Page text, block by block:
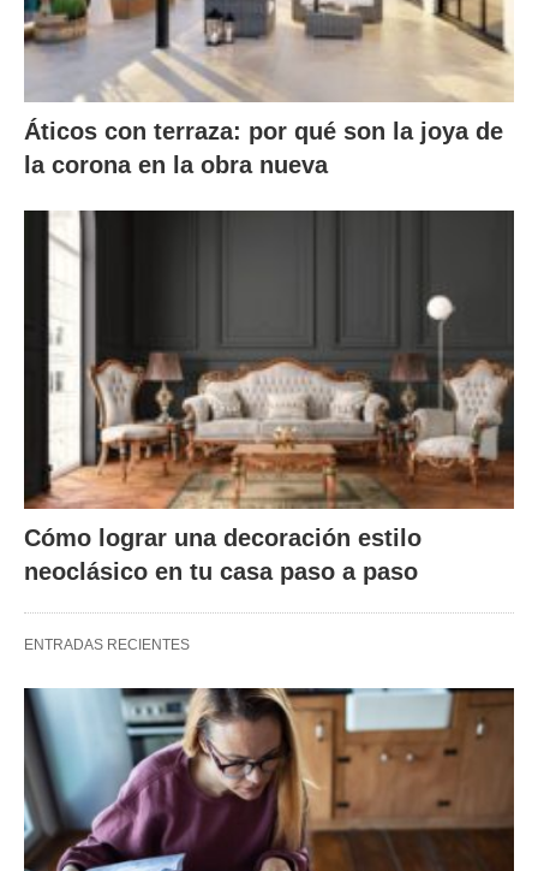
Áticos con terraza: por qué son la joya de
la corona en la obra nueva
Cómo lograr una decoración estilo
neoclásico en tu casa paso a paso
ENTRADAS RECIENTES